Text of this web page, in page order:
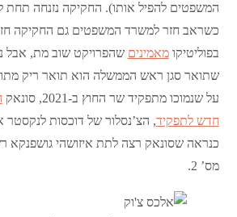
המשפטים להפיל אותו). החקיקה נזנחה תחת
כשראב חזר למשרד המשפטים גם החקיקה
בפוליטיקומאמינים שהפרויקט שוב מת, אבל
שתואר סגן ראש הממשלה הוא תואר ריק
על שנמוכו מתפקיד שר החוץ ב-2021, סונאק
חדש לתפקיד, הצ’נסלור של דוכסות לנקסטר
כנראה שסונאק רצה לתת איזושהי גושפנקא
מס’ 2.